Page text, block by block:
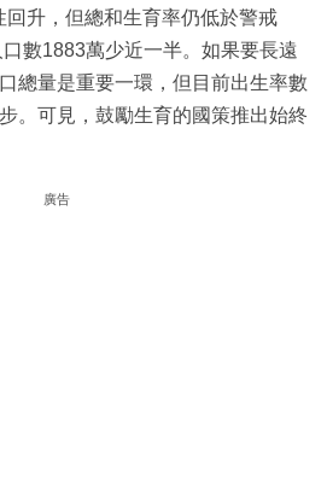
升，但總和生育率仍低於警戒
數1883萬少近一半。如果要長遠
總量是重要一環，但目前出生率數
。可見，鼓勵生育的國策推出始終
廣告